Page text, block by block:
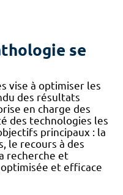
se
vise à optimiser les
des résultats
en charge des
des technologies les
principaux : la
le recours à des
recherche et
et efficace